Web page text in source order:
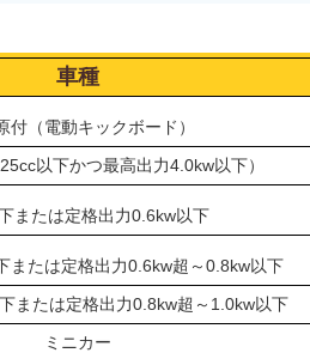
車種
付（電動キックボード）
以下かつ最高出力4.0kw以下）
または定格出力0.6kw以下
または定格出力0.6kw超～0.8kw以下
または定格出力0.8kw超～1.0kw以下
ミニカー